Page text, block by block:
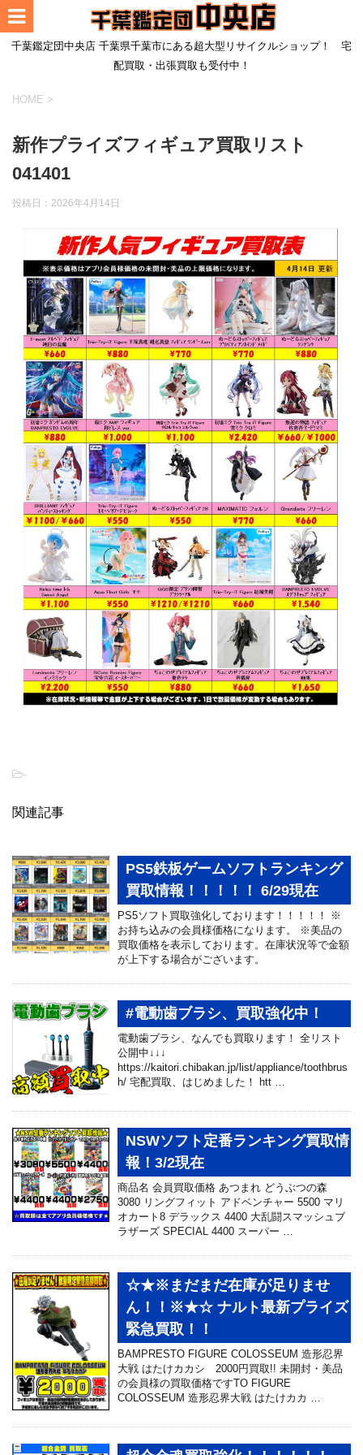
千葉鑑定団中央店 千葉県千葉市にある超大型リサイクルショップ！ 宅
配買取・出張買取も受付中！
HOME >
新作プライズフィギュア買取リスト
041401
投稿日： 2026年4月14日
-
関連記事
PS5鉄板ゲームソフトランキング
買取情報！！！！！ 6/29現在
PS5ソフト買取強化しております！！！！！ ※
お持ち込みの会員様価格になります。 ※美品の
買取価格を表示しております。在庫状況等で金額
が上下する場合がございます。
#電動歯ブラシ、買取強化中！
電動歯ブラシ、なんでも買取ります！ 全リスト
公開中↓↓↓
https://kaitori.chibakan.jp/list/appliance/toothbrus
h/ 宅配買取、はじめました！ htt …
NSWソフト定番ランキング買取情
報！3/2現在
商品名 会員買取価格 あつまれ どうぶつの森
3080 リングフィット アドベンチャー 5500 マリ
オカート8 デラックス 4400 大乱闘スマッシュブ
ラザーズ SPECIAL 4400 スーパー …
☆★※まだまだ在庫が足りませ
ん！！※★☆ ナルト最新プライズ
緊急買取！！
BAMPRESTO FIGURE COLOSSEUM 造形忍界
大戦 はたけカカシ 2000円買取!! 未開封・美品
の会員様の買取価格ですTO FIGURE
COLOSSEUM 造形忍界大戦 はたけカカ …